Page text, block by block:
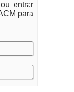
entrar
para